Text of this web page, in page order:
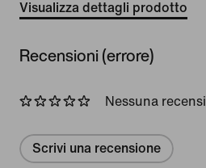
Visualizza dettagli prodotto
Recensioni (errore)
Nessuna
Scrivi una recensione